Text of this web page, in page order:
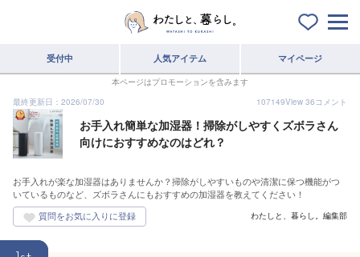
受付中 人気アイテム マイページ
本ページはプロモーションを含みます
最終更新日：2026/07/30
107149View 36コメント
お手入れ簡単な加湿器！掃除がしやすくズボラさん
向けにおすすめなのはどれ？
お手入れが楽な加湿器はありませんか？掃除がしやすいものや清潔に保つ機能がつ
いているものなど、ズボラさんにもおすすめの加湿器を教えてください！
わたしと、暮らし。編集部